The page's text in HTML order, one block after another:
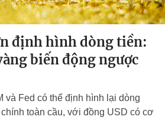
định hình dòng tiền:
biến động ngược
và Fed có thể định hình lại dòng
toàn cầu, với đồng USD có cơ